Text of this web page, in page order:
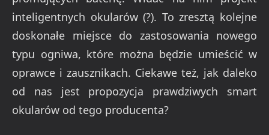
inteligentnych okularów (?). To zresztą kolejne
doskonałe miejsce do zastosowania nowego
typu ogniwa, które można będzie umieścić w
oprawce i zausznikach. Ciekawe też, jak daleko
od nas jest propozycja prawdziwych smart
okularów od tego producenta?